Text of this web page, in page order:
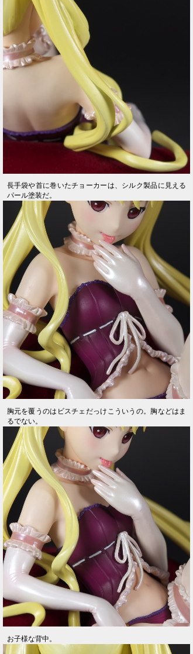
長手袋や首に巻いたチョーカーは、シルク製品に見える
パール塗装だ。
胸元を覆うのはビスチェだっけこういうの。胸などはま
るでない。
お子様な背中。